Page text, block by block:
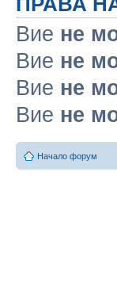
Вие не
Вие не
Вие не
Вие не
Начало форум